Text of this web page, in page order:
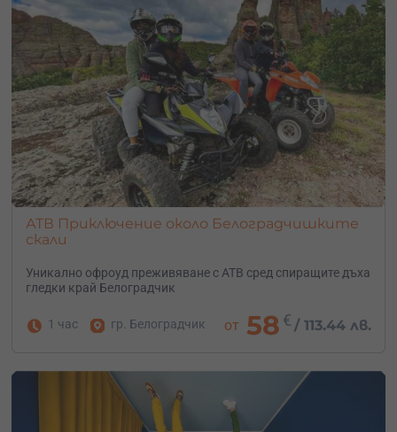
АТВ Приключение около Белоградчишките
скали
Уникално офроуд преживяване с АТВ сред спиращите дъха
гледки край Белоградчик
1 час гр. Белоградчик от 58 € / 113.44 лв.